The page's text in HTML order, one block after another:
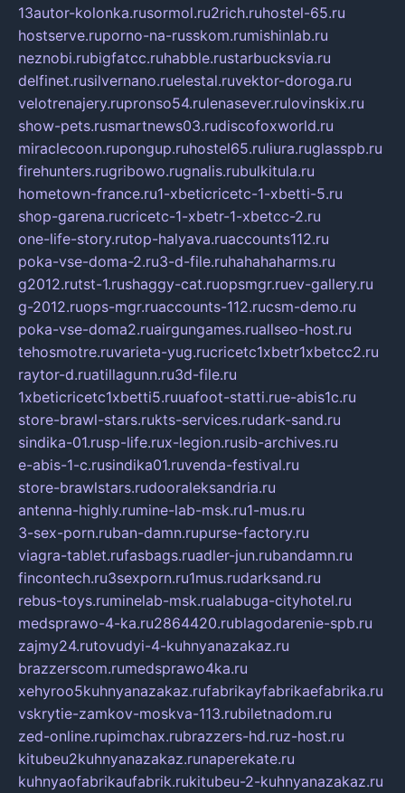
13autor-kolonka.rusormol.ru2rich.ruhostel-65.ru
hostserve.ruporno-na-russkom.rumishinlab.ru
neznobi.rubigfatcc.ruhabble.rustarbucksvia.ru
delfinet.rusilvernano.ruelestal.ruvektor-doroga.ru
velotrenajery.rupronso54.rulenasever.rulovinskix.ru
show-pets.rusmartnews03.rudiscofoxworld.ru
miraclecoon.rupongup.ruhostel65.ruliura.ruglasspb.ru
firehunters.rugribowo.rugnalis.rubulkitula.ru
hometown-france.ru1-xbeticricetc-1-xbetti-5.ru
shop-garena.rucricetc-1-xbetr-1-xbetcc-2.ru
one-life-story.rutop-halyava.ruaccounts112.ru
poka-vse-doma-2.ru3-d-file.ruhahahaharms.ru
g2012.rutst-1.rushaggy-cat.ruopsmgr.ruev-gallery.ru
g-2012.ruops-mgr.ruaccounts-112.rucsm-demo.ru
poka-vse-doma2.ruairgungames.ruallseo-host.ru
tehosmotre.ruvarieta-yug.rucricetc1xbetr1xbetcc2.ru
raytor-d.ruatillagunn.ru3d-file.ru
1xbeticricetc1xbetti5.ruuafoot-statti.rue-abis1c.ru
store-brawl-stars.rukts-services.rudark-sand.ru
sindika-01.rusp-life.rux-legion.rusib-archives.ru
e-abis-1-c.rusindika01.ruvenda-festival.ru
store-brawlstars.rudooraleksandria.ru
antenna-highly.rumine-lab-msk.ru1-mus.ru
3-sex-porn.ruban-damn.rupurse-factory.ru
viagra-tablet.rufasbags.ruadler-jun.rubandamn.ru
fincontech.ru3sexporn.ru1mus.rudarksand.ru
rebus-toys.ruminelab-msk.rualabuga-cityhotel.ru
medsprawo-4-ka.ru2864420.rublagodarenie-spb.ru
zajmy24.rutovudyi-4-kuhnyanazakaz.ru
brazzerscom.rumedsprawo4ka.ru
xehyroo5kuhnyanazakaz.rufabrikayfabrikaefabrika.ru
vskrytie-zamkov-moskva-113.rubiletnadom.ru
zed-online.rupimchax.rubrazzers-hd.ruz-host.ru
kitubeu2kuhnyanazakaz.runaperekate.ru
kuhnyaofabrikaufabrik.rukitubeu-2-kuhnyanazakaz.ru